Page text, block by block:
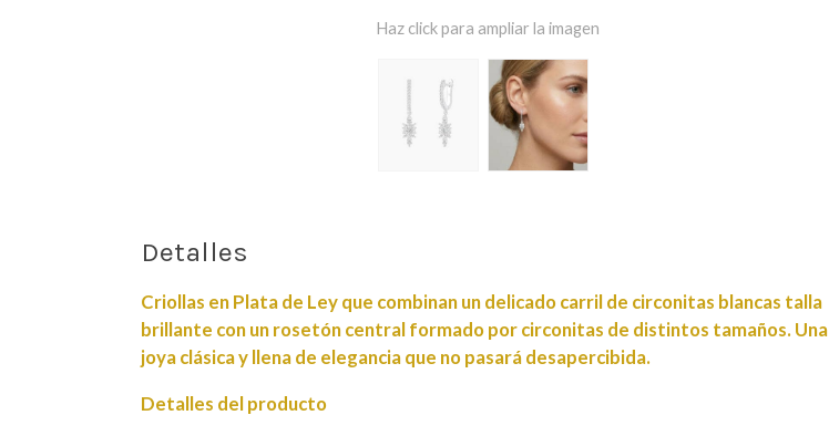
Haz click para ampliar la imagen
Detalles
Criollas en Plata de Ley que combinan un delicado carril de circonitas blancas talla
brillante con un rosetón central formado por circonitas de distintos tamaños. Una
joya clásica y llena de elegancia que no pasará desapercibida.
Detalles del producto